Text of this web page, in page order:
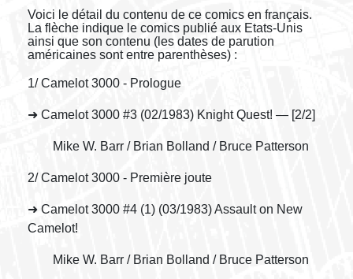
Voici le détail du contenu de ce comics en français.
La flèche indique le comics publié aux Etats-Unis
ainsi que son contenu (les dates de parution
américaines sont entre parenthèses) :
1/ Camelot 3000 - Prologue
➜ Camelot 3000 #3 (02/1983) Knight Quest! — [2/2]
Mike W. Barr / Brian Bolland / Bruce Patterson
2/ Camelot 3000 - Première joute
➜ Camelot 3000 #4 (1) (03/1983) Assault on New
Camelot!
Mike W. Barr / Brian Bolland / Bruce Patterson